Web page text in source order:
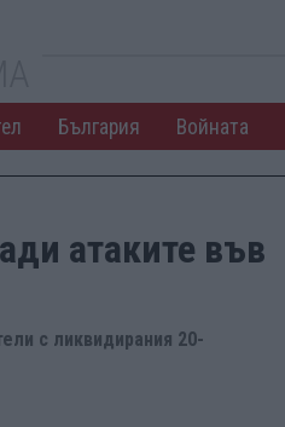
България Войната
атаките във
с ликвидирания 20-